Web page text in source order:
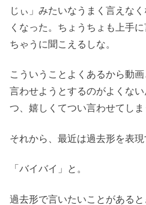
じぃ」みたいなうまく言えな
くなった。ちょうちょも上手
ちゃうに聞こえるしな。
こういうことよくあるから動画
言わせようとするのがよくな
つ、嬉しくてつい言わせてしま
それから、最近は過去形を表現
「バイバイ」と。
過去形で言いたいことがあると